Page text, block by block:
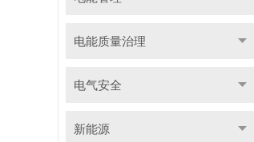
电能质量治理
电气安全
新能源